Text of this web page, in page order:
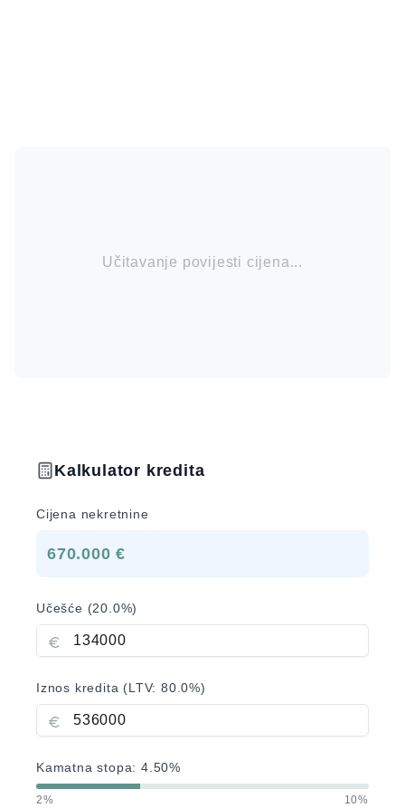
Učitavanje povijesti cijena...
Kalkulator kredita
Cijena nekretnine
670.000 €
Učešće (20.0%)
Iznos kredita (LTV:80.0%)
Kamatna stopa:4.50%
2% 10%